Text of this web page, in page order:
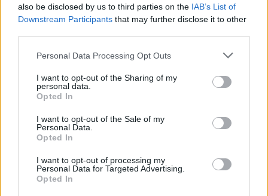
also be disclosed by us to third parties on the IAB’s List of
Downstream Participants that may further disclose it to other
Personal Data Processing Opt Outs
I want to opt-out of the Sharing of my
personal data.
Opted In
I want to opt-out of the Sale of my
Personal Data.
Opted In
I want to opt-out of processing my
Personal Data for Targeted Advertising.
Opted In